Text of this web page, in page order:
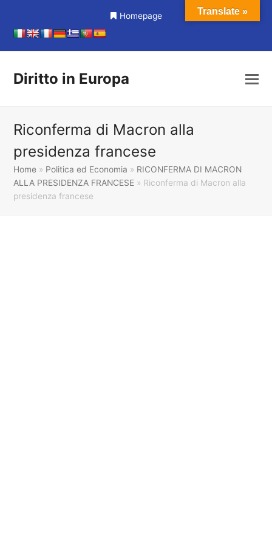
Homepage
Diritto in Europa
Riconferma di Macron alla
presidenza francese
Home » Politica ed Economia » RICONFERMA DI MACRON
ALLA PRESIDENZA FRANCESE » Riconferma di Macron alla
presidenza francese
Translate »